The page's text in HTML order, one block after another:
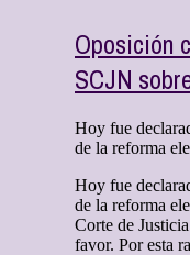
Oposición
SCJN
Hoy fue
de la reforma
Hoy fue
de la reforma
Corte de
favor. Por esta